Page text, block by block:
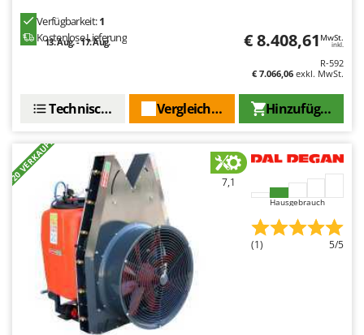
Y Yard Force
ZGrills
Zodiac
Verfügbarkeit:1
Kostenlose Lieferung
13. Aug. - 17. Aug. € 8.408,61 MwSt.
inkl.
R-592
€ 7.066,06 exkl. MwSt.
Hinzufügen
Vergleichen Sie
Technische Daten
+20 VERKAUFT 7,1
Hausgebrauch
(1) 5/5